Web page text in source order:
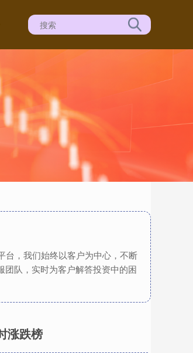
台，我们始终以客户为中心，不断
队，实时为客户解答投资中的困
涨跌榜